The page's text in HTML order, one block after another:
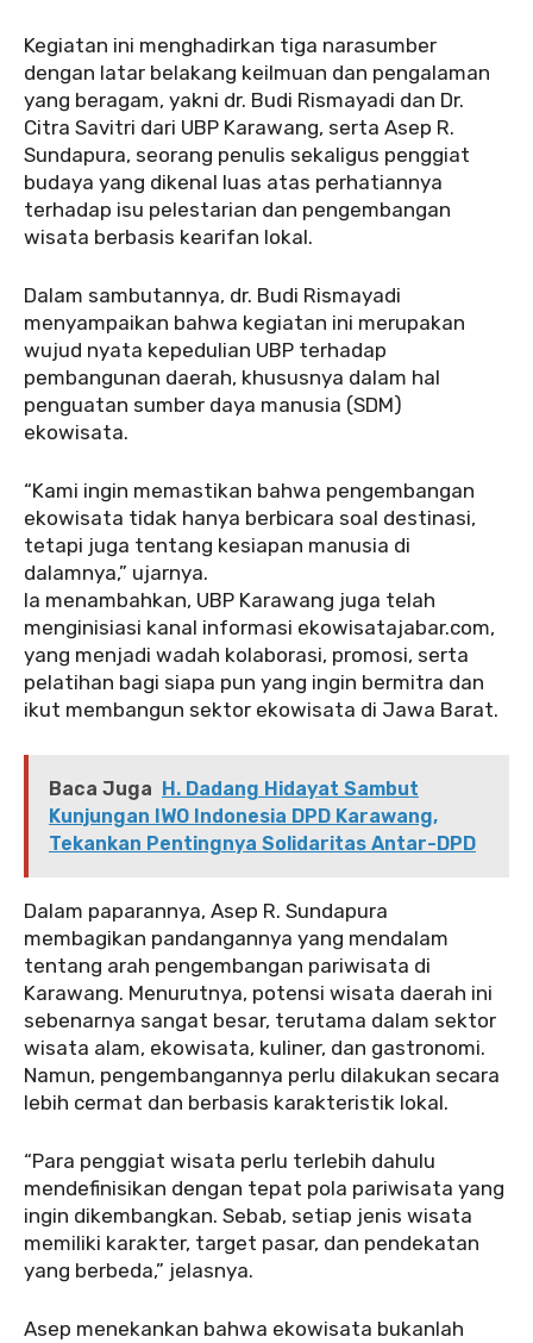
Kegiatan ini menghadirkan tiga narasumber
dengan latar belakang keilmuan dan pengalaman
yang beragam, yakni dr. Budi Rismayadi dan Dr.
Citra Savitri dari UBP Karawang, serta Asep R.
Sundapura, seorang penulis sekaligus penggiat
budaya yang dikenal luas atas perhatiannya
terhadap isu pelestarian dan pengembangan
wisata berbasis kearifan lokal.
Dalam sambutannya, dr. Budi Rismayadi
menyampaikan bahwa kegiatan ini merupakan
wujud nyata kepedulian UBP terhadap
pembangunan daerah, khususnya dalam hal
penguatan sumber daya manusia (SDM)
ekowisata.
“Kami ingin memastikan bahwa pengembangan
ekowisata tidak hanya berbicara soal destinasi,
tetapi juga tentang kesiapan manusia di
dalamnya,” ujarnya.
Ia menambahkan, UBP Karawang juga telah
menginisiasi kanal informasi ekowisatajabar.com,
yang menjadi wadah kolaborasi, promosi, serta
pelatihan bagi siapa pun yang ingin bermitra dan
ikut membangun sektor ekowisata di Jawa Barat.
Baca Juga H. Dadang Hidayat Sambut
Kunjungan IWO Indonesia DPD Karawang,
Tekankan Pentingnya Solidaritas Antar-DPD
Dalam paparannya, Asep R. Sundapura
membagikan pandangannya yang mendalam
tentang arah pengembangan pariwisata di
Karawang. Menurutnya, potensi wisata daerah ini
sebenarnya sangat besar, terutama dalam sektor
wisata alam, ekowisata, kuliner, dan gastronomi.
Namun, pengembangannya perlu dilakukan secara
lebih cermat dan berbasis karakteristik lokal.
“Para penggiat wisata perlu terlebih dahulu
mendefinisikan dengan tepat pola pariwisata yang
ingin dikembangkan. Sebab, setiap jenis wisata
memiliki karakter, target pasar, dan pendekatan
yang berbeda,” jelasnya.
Asep menekankan bahwa ekowisata bukanlah